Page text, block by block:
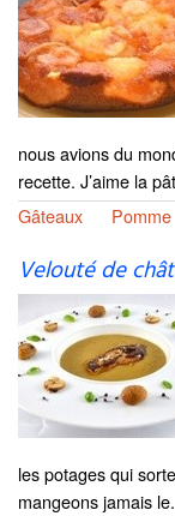
nous avions du
recette. J’aime la
Gâteaux
Pomme
Velouté de
les potages qui
mangeons jamais